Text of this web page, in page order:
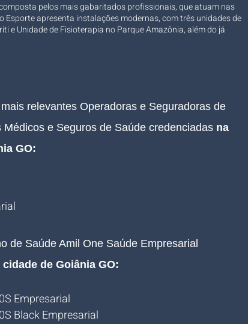
pelos mais gabaritados profissionais, que atuam nas
Esporte apresenta instalações modernas, com três unidades de
e Unidade de Fisioterapia no Parque Amazônia, além do já
relevantes Operadoras e Seguradoras de
e Seguros de Saúde credenciadas na
GO:
de Saúde Amil One Saúde Empresarial
de Goiânia GO:
Empresarial
Black Empresarial